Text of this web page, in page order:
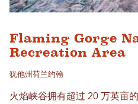
Flaming Gorge
Recreation Area
犹他州荷兰约翰
火焰峡谷拥有超过 20 万英亩